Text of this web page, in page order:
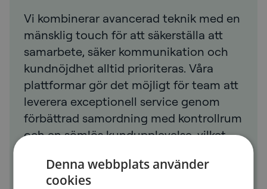
Vi kombinerar avancerad teknik med en
mänsklig touch för att säkerställa att
samarbete, säker kommunikation och
kundnöjdhet alltid prioriteras. Våra
plattformar gör det möjligt för team att
leverera exceptionell service genom
förbättrad samordning med kontrollrum
och en sömlös kundupplevelse, vilket
engagemang och framgång.
Denna webbplats använder
cookies